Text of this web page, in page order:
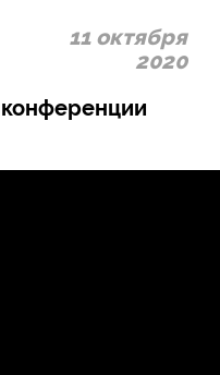
11 октября
2020